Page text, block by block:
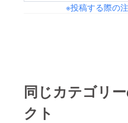
※投稿する際の
同じカテゴリ
クト